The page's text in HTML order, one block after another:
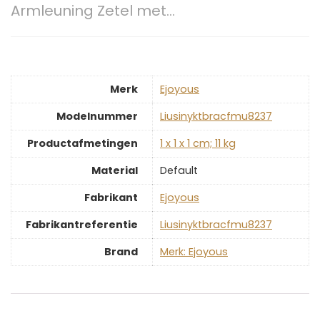
Armleuning Zetel met…
Merk
‎Ejoyous
Modelnummer
‎Liusinyktbracfmu8237
Productafmetingen
‎1 x 1 x 1 cm; 11 kg
Material
‎Default
Fabrikant
‎Ejoyous
Fabrikantreferentie
‎Liusinyktbracfmu8237
Brand
Merk: Ejoyous